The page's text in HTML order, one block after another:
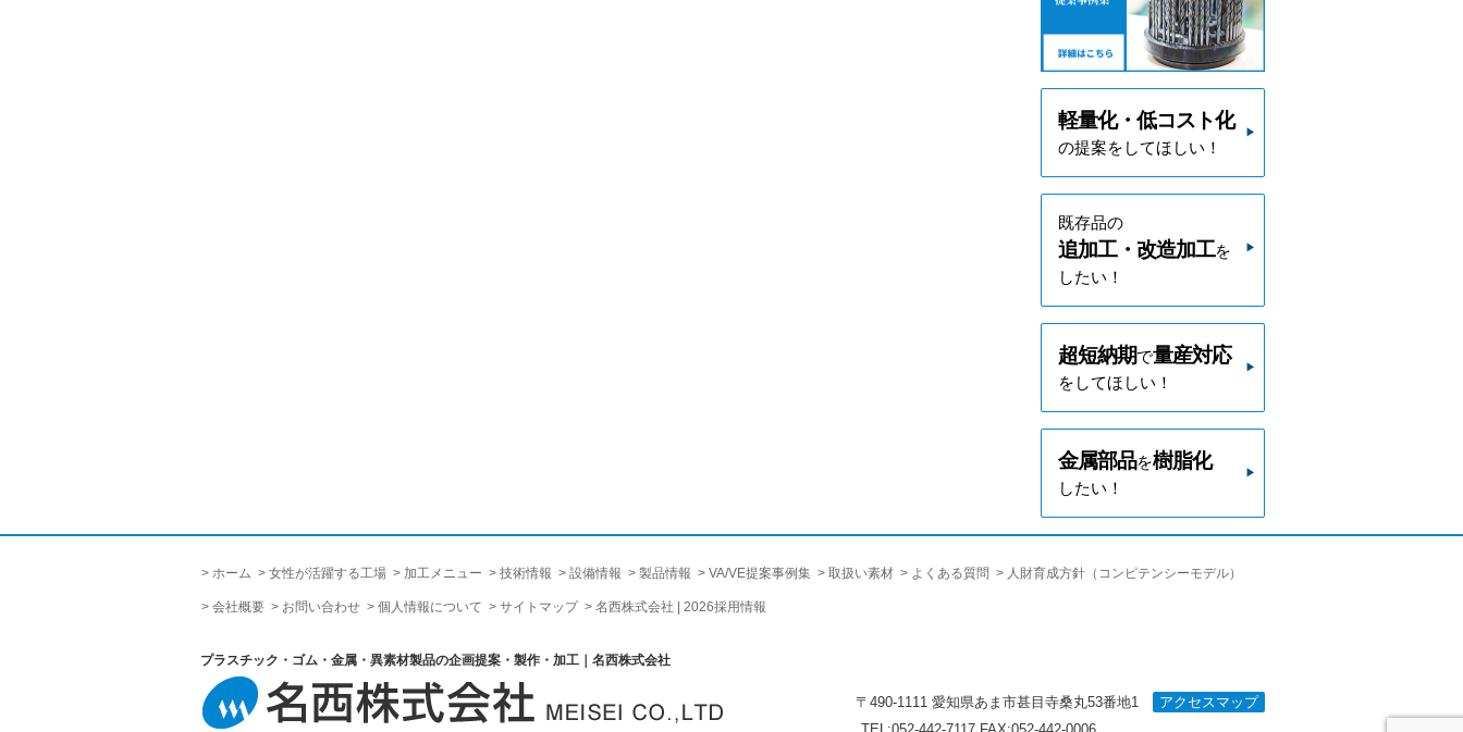
軽量化・低コスト化
の提案をしてほしい！
既存品の
追加工・改造加工を
したい！
超短納期で量産対応
をしてほしい！
金属部品を樹脂化
したい！
ホーム 女性が活躍する工場 加工メニュー 技術情報 設備情報 製品情報 VA/VE提案事例集 取扱い素材 よくある質問 人財育成方針（コンピテンシーモデル）
会社概要 お問い合わせ 個人情報について サイトマップ 名西株式会社 | 2026採用情報
プラスチック・ゴム・金属・異素材製品の企画提案・製作・加工｜名西株式会社
〒490-1111 愛知県あま市甚目寺桑丸53番地1
アクセスマップ
TEL:052-442-7117 FAX:052-442-0006